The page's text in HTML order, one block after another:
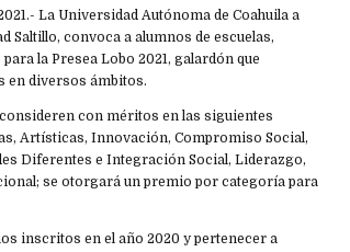
La Universidad Autónoma de Coahuila a
Saltillo, convoca a alumnos de escuelas,
la Presea Lobo 2021, galardón que
en diversos ámbitos.
con méritos en las siguientes
Artísticas, Innovación, Compromiso Social,
Diferentes e Integración Social, Liderazgo,
se otorgará un premio por categoría para
inscritos en el año 2020 y pertenecer a